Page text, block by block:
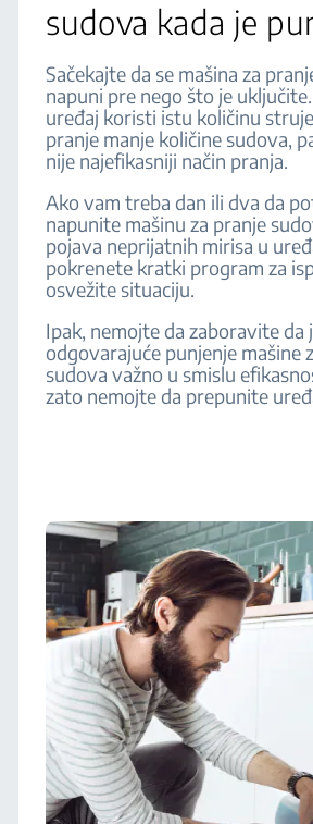
sudova kada je
Sačekajte da se mašina za
napuni pre nego što je
uređaj koristi istu količinu
pranje manje količine sudova,
nije najefikasniji način pranja.
Ako vam treba dan ili dva da
napunite mašinu za pranje
pojava neprijatnih mirisa u
pokrenete kratki program za
osvežite situaciju.
Ipak, nemojte da zaboravite da
odgovarajuće punjenje mašine
sudova važno u smislu
zato nemojte da prepunite